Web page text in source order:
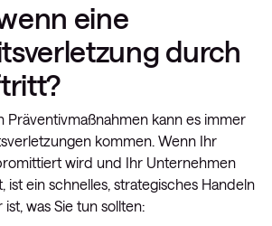
eine
durch
Präventivmaßnahmen kann es immer
kommen. Wenn Ihr
wird und Ihr Unternehmen
ist ein schnelles, strategisches Handeln
was Sie tun sollten: